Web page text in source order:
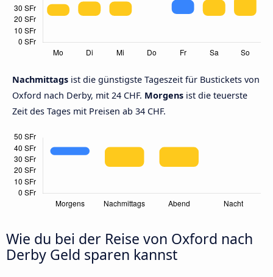
Nachmittags ist die günstigste Tageszeit für Bustickets von
Oxford nach Derby, mit 24 CHF. Morgens ist die teuerste
Zeit des Tages mit Preisen ab 34 CHF.
Wie du bei der Reise von Oxford nach
Derby Geld sparen kannst